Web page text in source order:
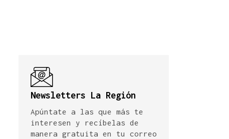
Newsletters La Región
Apúntate a las que más te
interesen y recíbelas de
manera gratuita en tu correo